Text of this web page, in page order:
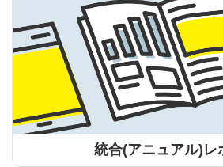
統合(アニュアル)レ